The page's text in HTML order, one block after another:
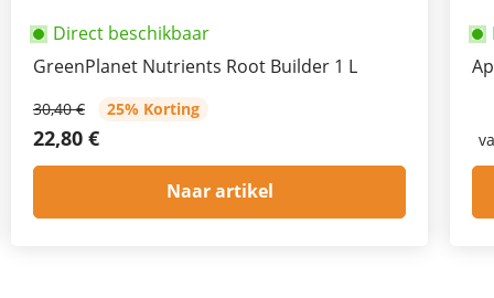
Direct beschikbaar
GreenPlanet Nutrients Root Builder 1 L
30,40 € 25% Korting
22,80 €
Naar artikel